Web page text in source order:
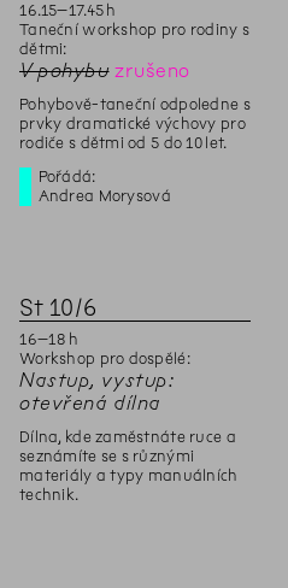
16.15–17.45 h
Taneční workshop pro rodiny s
dětmi:
V pohybuzrušeno
Pohybově-taneční odpoledne s
prvky dramatické výchovy pro
rodiče s dětmi od 5 do 10 let.
Pořádá:
Andrea Morysová
St 10/6
16–18 h
Workshop pro dospělé:
Nastup, vystup:
otevřená dílna
Dílna, kde zaměstnáte ruce a
seznámíte se s různými
materiály a typy manuálních
technik.